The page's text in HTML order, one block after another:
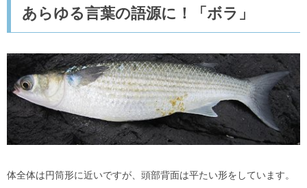
あらゆる言葉の語源に！「ボラ」
体全体は円筒形に近いですが、頭部背面は平たい形をしています。